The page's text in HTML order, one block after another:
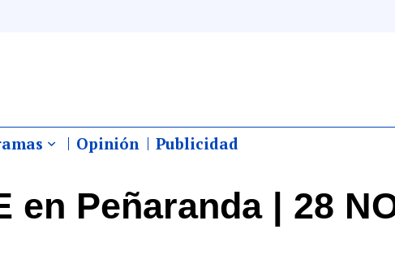
Opinión Publicidad
en Peñaranda | 28